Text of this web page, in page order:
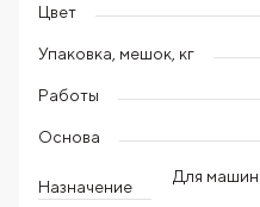
Цвет
Упаковка, мешок, кг
Работы
Основа
Назначение
Для